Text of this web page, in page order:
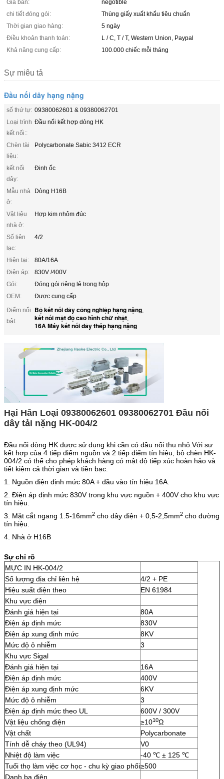
Giá bán:
negotible
chi tiết đóng gói:
Thùng giấy xuất khẩu tiêu chuẩn
Thời gian giao hàng:
5 ngày
Điều khoản thanh toán:
L / C, T / T, Western Union, Paypal
Khả năng cung cấp:
100.000 chiếc mỗi tháng
Sự miêu tả
Đầu nối dây hạng nặng
số thứ tự: 09380062601 & 09380062701
Loại trình
kết nối::
Đầu nối kết hợp dòng HK
Chèn tài
liệu:
Polycarbonate Sabic 3412 ECR
kết nối
dây:
Đinh ốc
Mẫu nhà
ở:
Dòng H16B
Vật liệu
nhà ở:
Hợp kim nhôm đúc
Số liên
lạc:
4/2
Hiện tại:
80A/16A
Điện áp:
830V /400V
Gói:
Đóng gói riêng lẻ trong hộp
OEM:
Được cung cấp
Điểm nổi
bật:
Bộ kết nối dây công nghiệp hạng nặng,
kết nối mật độ cao hình chữ nhật,
16A Máy kết nối dây thép hạng nặng
Hại Hân Loại 09380062601 09380062701 Đầu nối
dây tải nặng HK-004/2
Đầu nối dòng HK được sử dụng khi cần có đầu nối thu nhỏ.Với sự
kết hợp của 4 tiếp điểm nguồn và 2 tiếp điểm tín hiệu, bộ chèn HK-
004/2 có thể cho phép khách hàng có mật độ tiếp xúc hoàn hảo và
tiết kiệm cả thời gian và tiền bạc.
1. Nguồn điện định mức 80A + đầu vào tín hiệu 16A.
2. Điện áp định mức 830V trong khu vực nguồn + 400V cho khu vực
tín hiệu.
3. Mặt cắt ngang 1.5-16mm2 cho dây điện + 0,5-2,5mm2 cho đường
tín hiệu.
4. Nhà ở H16B
Sự chỉ rõ
MỰC IN HK-004/2
Số lượng địa chỉ liên hệ
4/2 + PE
Hiệu suất điện theo
EN 61984
Khu vực điện
Đánh giá hiện tại
80A
Điện áp định mức
830V
Điện áp xung định mức
8KV
Mức độ ô nhiễm
3
Khu vực Sigal
Đánh giá hiện tại
16A
Điện áp định mức
400V
Điện áp xung định mức
6KV
Mức độ ô nhiễm
3
Điện áp định mức theo UL
600V / 300V
Vật liệu chống điện
≥1010Ω
Vật chất
Polycarbonate
Tính dễ cháy theo (UL94)
V0
Nhiệt độ làm việc
-40 ℃ ± 125 ℃
Tuổi thọ làm việc cơ học - chu kỳ giao phối≥500
Danh bạ điện